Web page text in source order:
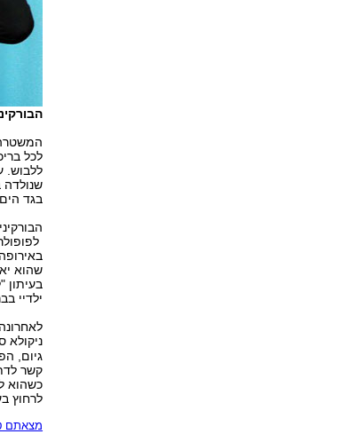
לכל
ללבוש.
בגד
שהוא
בעיתון
ילדיי
ניקולא
גיום,
קשר
כשהוא
לרחוץ
מצאתם